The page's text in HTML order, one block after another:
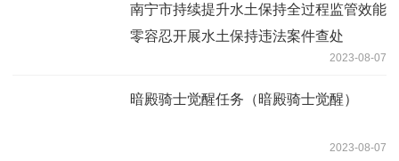
南宁市持续提升水土保持全过程监管效能
零容忍开展水土保持违法案件查处
2023-08-07
暗殿骑士觉醒任务（暗殿骑士觉醒）
2023-08-07